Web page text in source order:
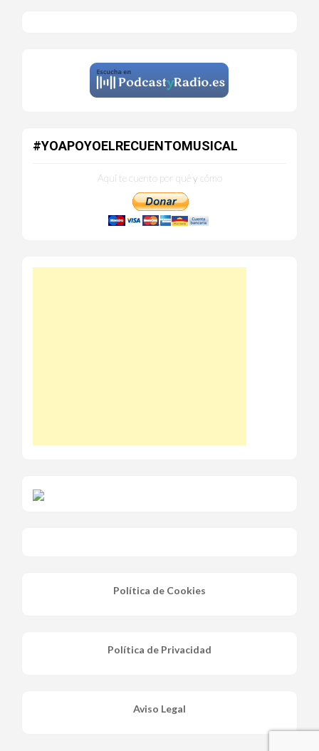
#YOAPOYOELRECUENTOMUSICAL
Aquí te cuento por qué y cómo
Política de Cookies
Política de Privacidad
Aviso Legal